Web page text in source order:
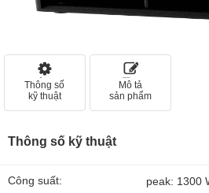
Thông số
kỹ thuật
Mô tả
sản phẩm
Thông số kỹ thuật
Công suất: peak: 1300